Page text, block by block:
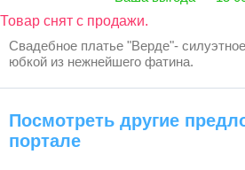
Товар снят с продажи.
Свадебное платье "Верде"-
юбкой из нежнейшего фатина.
Посмотреть другие
портале